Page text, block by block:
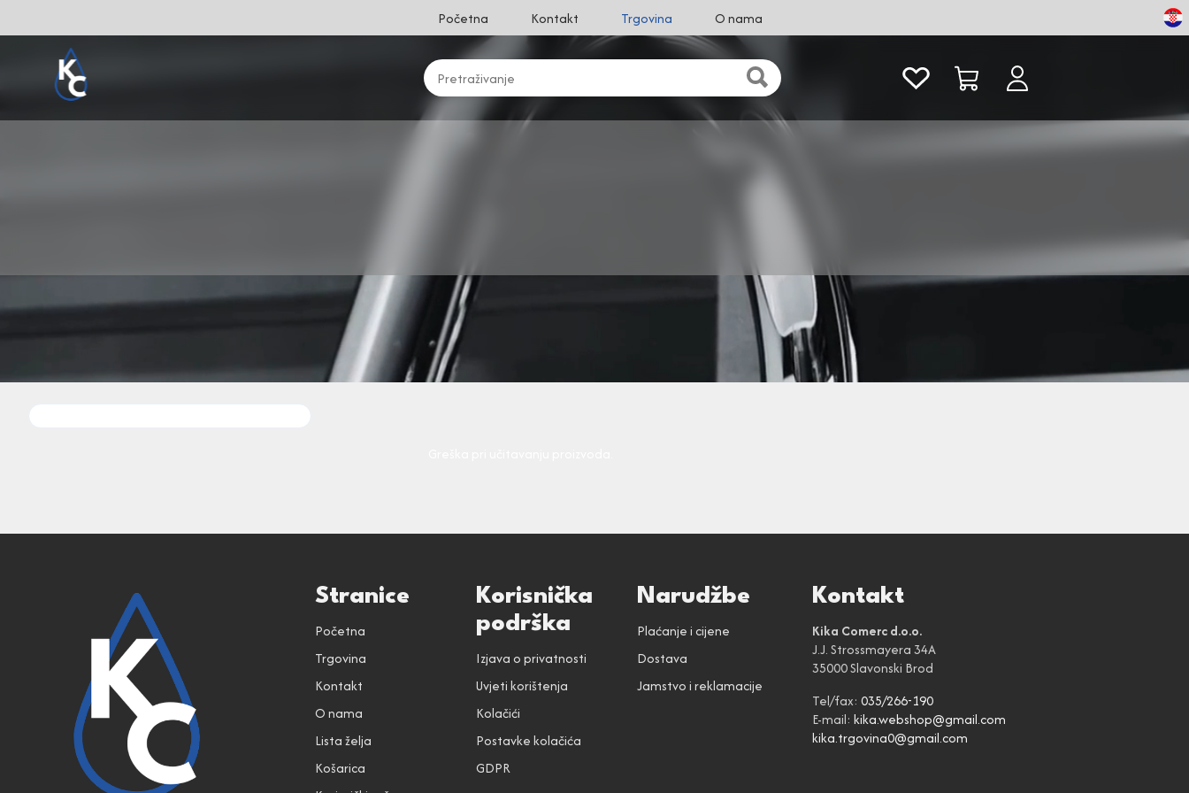
Početna Kontakt Trgovina O nama
Stranice
Početna
Trgovina
Kontakt
O nama
Lista želja
Košarica
Korisnička
podrška
Izjava o privatnosti
Uvjeti korištenja
Kolačići
Postavke kolačića
GDPR
Narudžbe
Plaćanje i cijene
Dostava
Jamstvo i reklamacije
Kontakt
Kika Comerc d.o.o.
J.J. Strossmayera 34A
35000 Slavonski Brod
Tel/fax: 035/266-190
E-mail: kika.webshop@gmail.com
kika.trgovina0@gmail.com